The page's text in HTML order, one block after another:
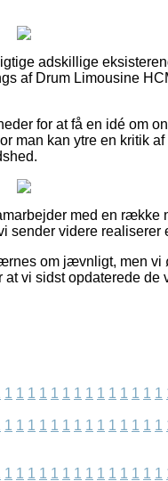
adskillige
af Drum Limousine
for at få en idé om
man kan ytre en kritik
med en række
sender videre realiserer
om jævnligt, men vi
vi sidst opdaterede de
1 1 1 1 1 1 1 1 1 1 1 1 1 1
1 1 1 1 1 1 1 1 1 1 1 1 1 1
1 1 1 1 1 1 1 1 1 1 1 1 1 1